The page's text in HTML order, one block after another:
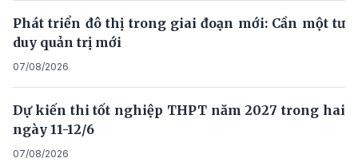
Phát triển đô thị trong giai đoạn mới: Cần một tư
duy quản trị mới
07/08/2026
Dự kiến thi tốt nghiệp THPT năm 2027 trong hai
ngày 11-12/6
07/08/2026